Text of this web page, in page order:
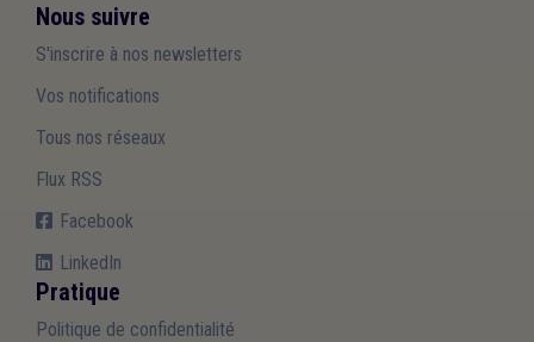
Nous suivre
S'inscrire à nos newsletters
Vos notifications
Tous nos réseaux
Flux RSS
Facebook
LinkedIn
Pratique
Politique de confidentialité